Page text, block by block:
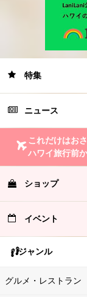
特集
ニュース
これだけはお
ハワイ旅行前
ショップ
イベント
ジャンル
グルメ・レストラン